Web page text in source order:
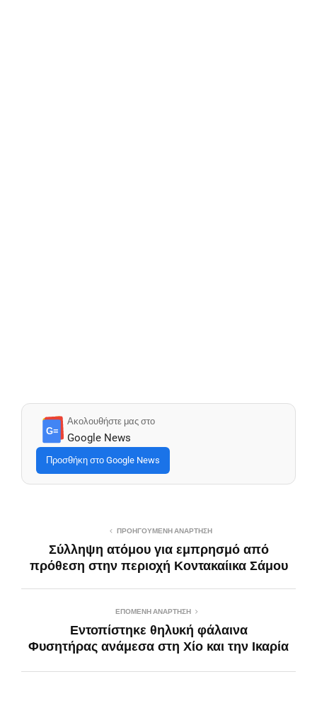
G≡
Ακολουθήστε μας στο
Google News
Προσθήκη στο Google News
ΠΡΟΗΓΟΎΜΕΝΗ ΑΝΆΡΤΗΣΗ
Σύλληψη ατόμου για εμπρησμό από
πρόθεση στην περιοχή Κοντακαίικα Σάμου
ΕΠΌΜΕΝΗ ΑΝΆΡΤΗΣΗ
Εντοπίστηκε θηλυκή φάλαινα
Φυσητήρας ανάμεσα στη Χίο και την Ικαρία